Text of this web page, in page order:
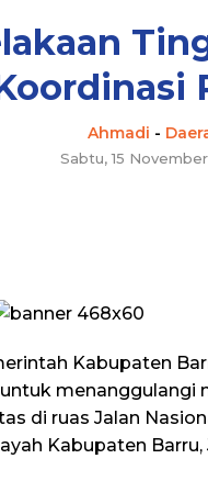
Ahmadi -
Sabtu, 15
Kabupaten
menanggulangi
di ruas Jalan
Kabupaten Barru,